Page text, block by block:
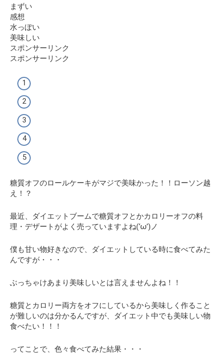
まずい
感想
水っぽい
美味しい
スポンサーリンク
スポンサーリンク
糖質オフのロールケーキがマジで美味かった！！ローソン越
え！？
最近、ダイエットブームで糖質オフとかカロリーオフの料
理・デザートがよく売っていますよね(‘ω’)ノ
僕も甘い物好きなので、ダイエットしている時に食べてみた
んですが・・・
ぶっちゃけあまり美味しいとは言えませんよね！！
糖質とカロリー両方をオフにしているから美味しく作ること
が難しいのは分かるんですが、
ダイエット中でも美味しい物
食べたい！！！
ってことで、色々食べてみた結果・・・